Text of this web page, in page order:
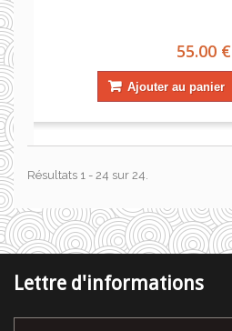
55.00 €
Ajouter au panier
Résultats 1 - 24 sur 24.
Lettre d'informations